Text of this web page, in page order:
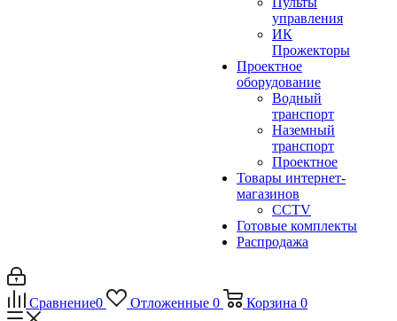
управления
ИК
Прожекторы
Проектное
оборудование
Водный
транспорт
Наземный
транспорт
Проектное
Товары интернет-
магазинов
CCTV
Готовые комплекты
Распродажа
Сравнение0 Отложенные 0 Корзина 0